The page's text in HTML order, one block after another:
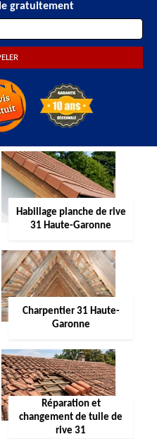
gratuitement
Habillage planche de rive
31 Haute-Garonne
Charpentier 31 Haute-
Garonne
Réparation et
changement de tuile de
rive 31